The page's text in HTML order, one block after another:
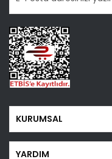
KURUMSAL
YARDIM